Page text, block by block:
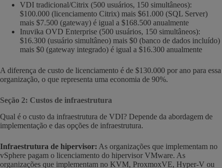
VDI tradicional/Citrix (500 usuários, 150 simultâneos):
$100.000 (licenciamento Citrix) mais $61.000 (SQL Server)
mais $7.500 (gateway) é igual a $168.500 anualmente
Inuvika OVD Enterprise (500 usuários, 150 simultâneos):
$16.300 (usuário simultâneo) mais $0 (banco de dados incluído)
mais $0 (gateway integrado) é igual a $16.300 anualmente
A diferença de custo de licenciamento é de $130.000 por ano para essa
organização, o que representa uma economia de 90%.
Seção 2: Custos de infraestrutura
Qual é o custo da infraestrutura de VDI? Depende da abordagem de
implementação e das opções de infraestrutura.
Infraestrutura de hipervisor: As organizações que implementam no
vSphere pagam o licenciamento do hipervisor VMware. As
organizações que implementam no KVM, ProxmoxVE, Hyper-V ou